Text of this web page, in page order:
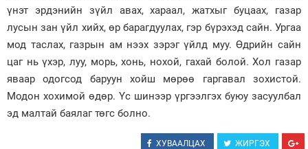
үнэт эрдэнийн зүйл авах, хараал, жатхыг буцаах, газар
лусын зан үйл хийх, өр барагдуулах, гэр бүрэхэд сайн. Ургаа
мод таслах, газрын ам нээх зэрэг үйлд муу. Өдрийн сайн
цаг нь үхэр, луу, морь, хонь, нохой, гахай болой. Хол газар
яваар одогсод баруун хойш мөрөө гаргавал зохистой.
Модон хохимой өдөр. Үс шинээр үргээлгэх буюу засуулбал
эд малтай баялаг төгс болно.
ХУВААЛЦАХ ЖИРГЭХ